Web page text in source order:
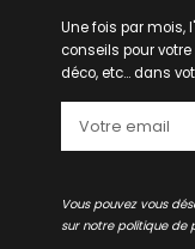
Une fois par mois,
conseils pour
déco, etc... dans
Vous pouvez vous
sur notre politique de